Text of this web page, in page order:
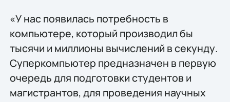
«У нас появилась потребность в
компьютере, который производил бы
тысячи и миллионы вычислений в секунду.
Суперкомпьютер предназначен в первую
очередь для подготовки студентов и
магистрантов, для проведения научных